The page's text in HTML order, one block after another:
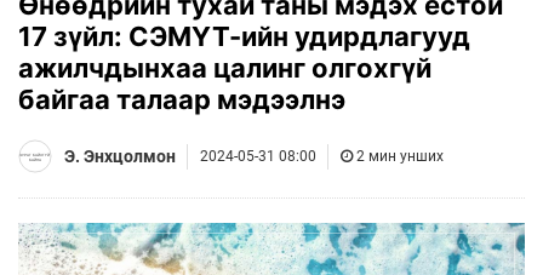
17 зүйл: СЭМҮТ-ийн удирдлагууд
ажилчдынхаа цалинг олгохгүй
байгаа талаар мэдээлнэ
Э. Энхцолмон 2024-05-31 08:00 2 мин унших